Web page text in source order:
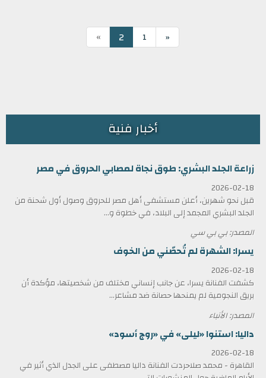
«
1
2
»
أخبار فنية
زراعة الجلد البشري: طوق نجاة لمصابي الحروق في مصر
2026-02-18
قبل نحو شهرين، أعلن مستشفى أهل مصر للحروق وصول أول شحنة من
الجلد البشري المجمد إلى البلاد، في خطوة و...
المصدر: بي بي سي
يسرا: الشهرة لم تُحصّني من الخوف
2026-02-18
كشفت الفنانة يسرا، عن جانب إنساني مختلف من شخصيتها، مؤكدة أن
بريق النجومية لم يمنحها حصانة ضد مشاعر...
المصدر: الأنباء
داليا: استنوا «ليلى» في «روج أسود»
2026-02-18
القاهرة - محمد صلاحردت الفنانة داليا مصطفى على الجدل الذي أثير في